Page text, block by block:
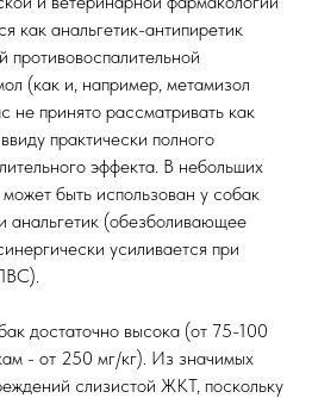
как анальгетик-антипиретик
(как и, например, метамизол
не принято рассматривать как
практически полного
эффекта. В небольших
быть использован у собак
(обезболивающее
усиливается при
достаточно высока (от 75-100
- от 250 мг/кг). Из значимых
слизистой ЖКТ, поскольку